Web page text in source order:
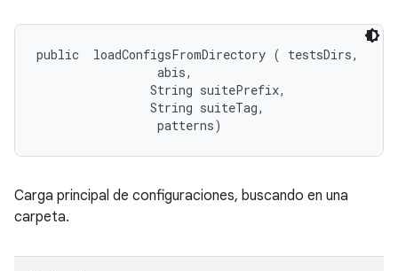
public loadConfigsFromDirectory ( testsDirs,
abis,
                String suitePrefix,
                String suiteTag,
patterns)
Carga principal de configuraciones, buscando en una
carpeta.